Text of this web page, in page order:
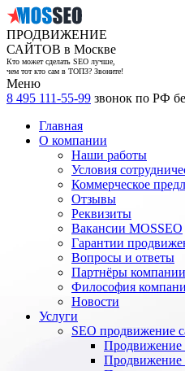
ПРОДВИЖЕНИЕ
САЙТОВ в Москве
Кто может сделать SEO лучше,
чем тот кто сам в ТОП3? Звоните!
Меню
8 495 111-55-99 звонок по РФ
Главная
О компании
Наши работы
Условия
Коммерческое
Отзывы
Реквизиты
Вакансии MOSSEO
Гарантии
Вопросы и ответы
Партнёры компании
Философия
Новости
Услуги
SEO продвижение
Продвижение
Продвижение